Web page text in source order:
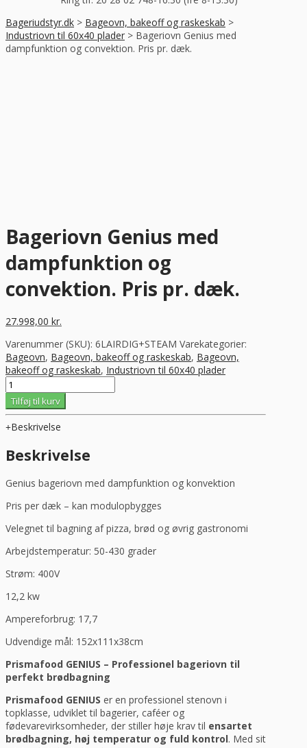
Bageriudstyr.dk > Bageovn, bakeoff og raskeskab >
Industriovn til 60x40 plader > Bageriovn Genius med
dampfunktion og convektion. Pris pr. dæk.
Bageriovn Genius med
dampfunktion og
convektion. Pris pr. dæk.
27.998,00 kr.
Varenummer (SKU): 6LAIRDIG+STEAM Varekategorier:
Bageovn, Bageovn, bakeoff og raskeskab, Bageovn,
bakeoff og raskeskab, Industriovn til 60x40 plader
Bageriovn
Genius
med
dampfunktion
og
convektion.
Pris
dæk.
antal
Tilføj til kurv
Beskrivelse
Beskrivelse
Genius bageriovn med dampfunktion og konvektion
Pris per dæk – kan modulopbygges
Velegnet til bagning af pizza, brød og øvrig gastronomi
Arbejdstemperatur: 50-430 grader
Strøm: 400V
12,2 kw
Ampereforbrug: 17,7
Udvendige mål: 152x111x38cm
Prismafood GENIUS – Professionel bageriovn til
perfekt brødbagning
Prismafood GENIUS er en professionel stenovn i
topklasse, udviklet til bagerier, caféer og
fødevarevirksomheder, der stiller høje krav til ensartet
brødbagning, høj temperatur og fuld kontrol. Med sit